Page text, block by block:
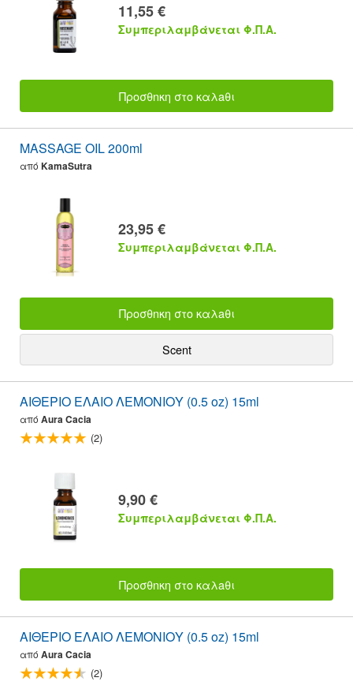
11,55 €
Συμπεριλαμβάνεται Φ.Π.Α.
Προσθnκη στο καλaθι
MASSAGE OIL 200ml
από KamaSutra
23,95 €
Συμπεριλαμβάνεται Φ.Π.Α.
Προσθnκη στο καλaθι
Scent
ΑΙΘΕΡΙΟ ΕΛΑΙΟ ΛΕΜΟΝΙΟΥ (0.5 oz) 15ml
από Aura Cacia
(2)
9,90 €
Συμπεριλαμβάνεται Φ.Π.Α.
Προσθnκη στο καλaθι
ΑΙΘΕΡΙΟ ΕΛΑΙΟ ΛΕΜΟΝΙΟΥ (0.5 oz) 15ml
από Aura Cacia
(2)